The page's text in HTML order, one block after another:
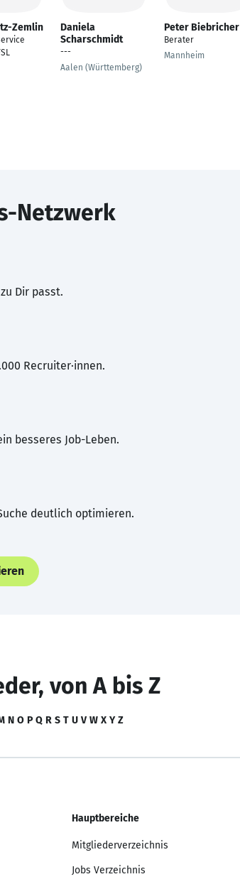
Zemlin
Daniela
Scharschmidt
---
Aalen (Württemberg)
Peter Biebricher
Berater
Mannheim
Netzwerk
Dir passt.
Recruiter·innen.
besseres Job-Leben.
deutlich optimieren.
von A bis Z
N O P Q R S T U V W X Y Z
Hauptbereiche
Mitgliederverzeichnis
Jobs Verzeichnis